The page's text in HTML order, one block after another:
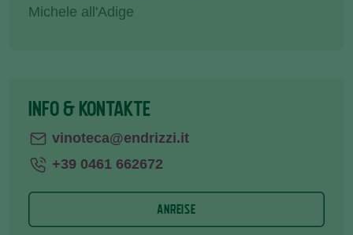
Michele all'Adige
INFO & KONTAKTE
vinoteca@endrizzi.it
+39 0461 662672
ANREISE